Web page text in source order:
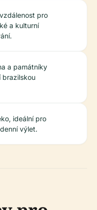
pro
a kulturní
a památníky
brazilskou
ideální pro
výlet.